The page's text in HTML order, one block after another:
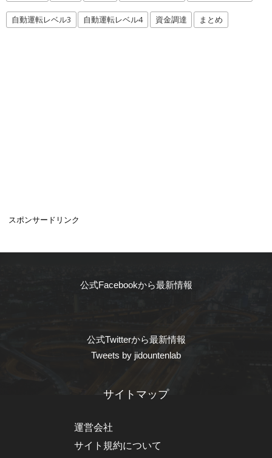
自動運転レベル3 自動運転レベル4 資金調達 まとめ
スポンサードリンク
公式Facebookから最新情報
公式Twitterから最新情報
Tweets by jidountenlab
サイトマップ
運営会社
サイト規約について